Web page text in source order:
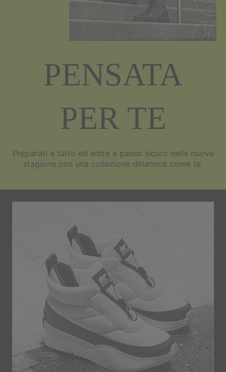
PENSATA
PER TE
Preparati a tutto ed entra a passo sicuro nella nuova
stagione con una collezione dinamica come te.